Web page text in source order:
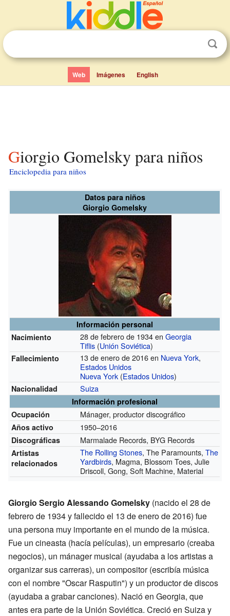
Web Imágenes English
Giorgio Gomelsky para niños
Enciclopedia para niños
Datos para niños
Giorgio Gomelsky
Información personal
Nacimiento
28 de febrero de 1934 enGeorgia
Tiflis (Unión Soviética)
Fallecimiento 13 de enero de 2016 en Nueva York,
Estados Unidos
Nueva York (Estados Unidos)
Nacionalidad Suiza
Información profesional
Ocupación
Mánager, productor discográfico
Años activo 1950–2016
Discográficas Marmalade Records, BYG Records
Artistas
relacionados
The Rolling Stones, The Paramounts,The
Yardbirds, Magma, Blossom Toes, Julie
Driscoll, Gong, Soft Machine, Material
Giorgio Sergio Alessando Gomelsky (nacido el 28 de
febrero de 1934 y fallecido el 13 de enero de 2016) fue
una persona muy importante en el mundo de la música.
Fue un cineasta (hacía películas), un empresario (creaba
negocios), un mánager musical (ayudaba a los artistas a
organizar sus carreras), un compositor (escribía música
con el nombre "Oscar Rasputin") y un productor de discos
(ayudaba a grabar canciones). Nació en Georgia, que
antes era parte de la Unión Soviética. Creció en Suiza y